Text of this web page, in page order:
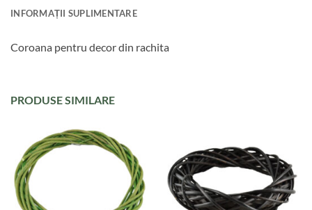
INFORMAȚII SUPLIMENTARE
Coroana pentru decor din rachita
PRODUSE SIMILARE